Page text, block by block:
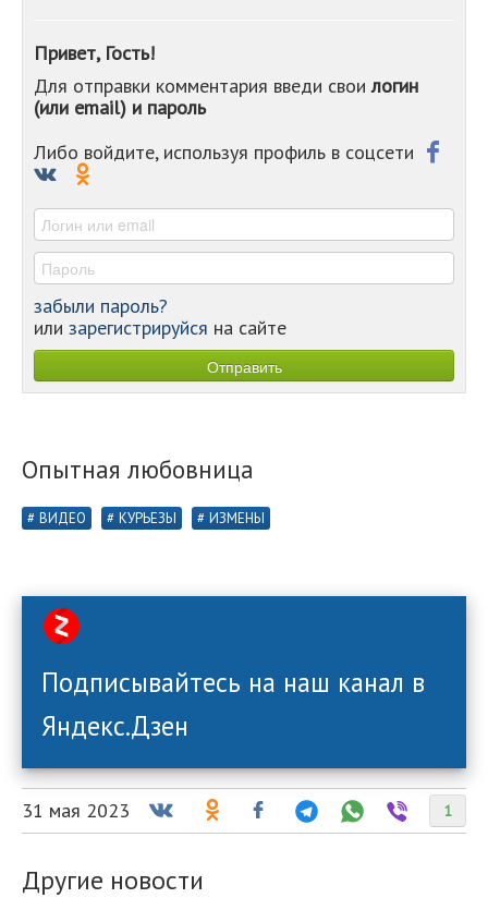
-
-
Привет, Гость!
Для отправки комментария введи своилогин
(или email) и пароль
Либо войдите, используя профиль в соцсети
забыли пароль?
или зарегистрируйся на сайте
Опытная любовница
ВИДЕО КУРЬЕЗЫ ИЗМЕНЫ
Подписывайтесь на наш канал в
Яндекс.Дзен
1
31 мая 2023
Другие новости